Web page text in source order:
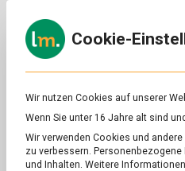
to
content
Cookie-
Wir nutzen Cookies auf unserer
Wenn Sie unter 16 Jahre alt sind
Wir verwenden Cookies und
zu verbessern. Personenbezogene
und Inhalten. Weitere